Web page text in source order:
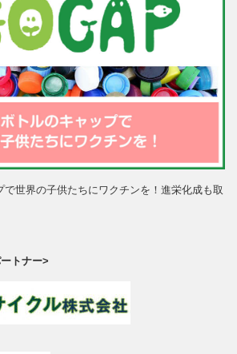
世界の子供たちにワクチンを！進栄化成も取
トナー>